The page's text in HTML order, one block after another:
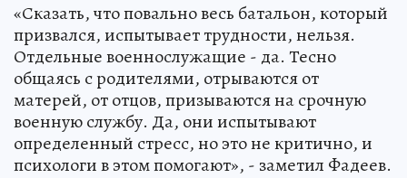
«Сказать, что повально весь батальон, который
призвался, испытывает трудности, нельзя.
Отдельные военнослужащие - да. Тесно
общаясь с родителями, отрываются от
матерей, от отцов, призываются на срочную
военную службу. Да, они испытывают
определенный стресс, но это не критично, и
психологи в этом помогают», - заметил Фадеев.